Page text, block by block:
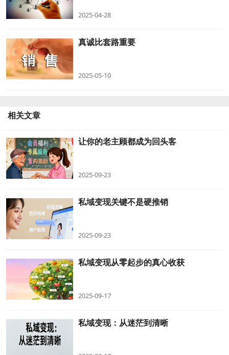
2025-04-28
真诚比套路重要
2025-05-10
相关文章
让你的老主顾都成为回头客
2025-09-23
私域变现关键不是硬推销
2025-09-23
私域变现从零起步的真心收获
2025-09-17
私域变现：从迷茫到清晰